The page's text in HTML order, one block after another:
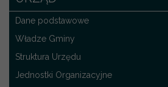
Dane podstawowe
Władze Gminy
Struktura Urzędu
Jednostki Organizacyjne